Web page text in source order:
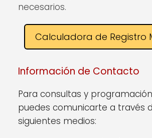
necesarios.
Calculadora de Registro
Información de Contacto
Para consultas y
puedes comunicarte a través
siguientes medios: